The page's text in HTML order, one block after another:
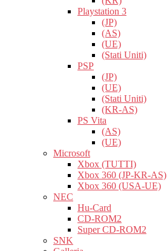
Playstation 3
(JP)
(AS)
(UE)
(Stati Uniti)
PSP
(JP)
(UE)
(Stati Uniti)
(KR-AS)
PS Vita
(AS)
(UE)
Microsoft
Xbox (TUTTI)
Xbox 360 (JP-KR-AS)
Xbox 360 (USA-UE)
NEC
Hu-Card
CD-ROM2
Super CD-ROM2
SNK